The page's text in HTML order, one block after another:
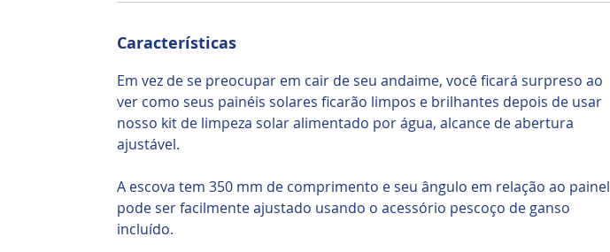
Características
Em vez de se preocupar em cair de seu andaime, você ficará surpreso ao
ver como seus painéis solares ficarão limpos e brilhantes depois de usar
nosso kit de limpeza solar alimentado por água, alcance de abertura
ajustável.
A escova tem 350 mm de comprimento e seu ângulo em relação ao painel
pode ser facilmente ajustado usando o acessório pescoço de ganso
incluído.